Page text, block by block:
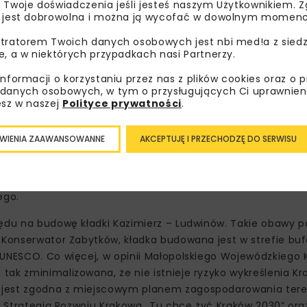
zmian do projektu kładki Kazimierz – Ludwinów w
najazdów na bulwarze Inflanckim. Zaproponowane
obniżenie tych elementów o około 2 m, zyskały już
Korekta projektu – jako zmiana nieistotna – pozwoli na
ingerencji konstrukcji kładki w krajobraz. A o to
elementów są wprowadzane przez
na budowę kładki Kazimierz – Ludwinów. Takie obawy
Zabytków, kładka budowana jest w strefie
Co więcej, w opinii Małopolskiego Wojewódzkiego
zminimalizowana, że nie istnieje ryzyko wykreślenia
jest zgodna z miejscowym planem zagospodarowania
doświadczenia jeśli jesteś naszym Użytkownikiem.
dobrowolna i można ją wycofać w dowolnym
Twoich danych osobowych jest nbi med!a z
a w niektórych przypadkach nasi Partnerzy.
o korzystaniu przez nas z plików cookies oraz o
osobowych, w tym o przysługujących Ci
w naszej Polityce prywatności.
AKCEPTUJĘ I PRZECHODZĘ DO SERWISU
ZAAWANSOWANNE